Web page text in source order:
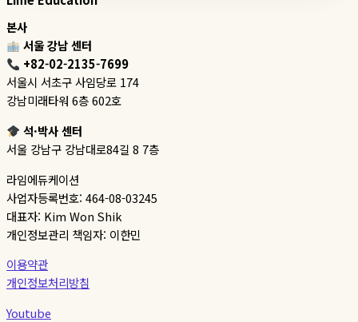
본사
서울 강남 센터
+82-02-2135-7699
서울시 서초구 사임당로 174
강남미래타워 6층 602호
석·박사 센터
서울 강남구 강남대로84길 8 7층
라임에듀케이션
사업자등록번호: 464-08-03245
대표자: Kim Won Shik
개인정보관리 책임자: 이한민
이용약관
개인정보처리방침
Youtube